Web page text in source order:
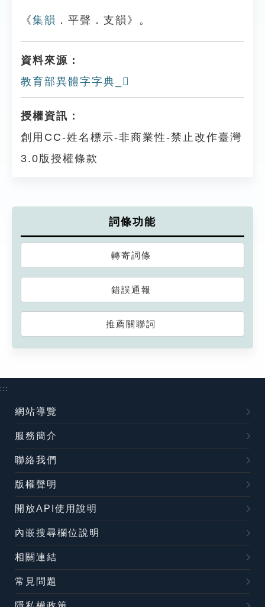
《集韻 ．平聲．支韻》。
資料來源：
教育部異體字字典_𡪀
授權資訊：
創用CC-姓名標示-非商業性-禁止改作臺灣
3.0版授權條款
詞條功能
轉寄詞條
錯誤通報
推薦關聯詞
:::
網站導覽
服務簡介
聯絡我們
版權聲明
開放API使用說明
內嵌搜尋欄位說明
相關連結
常見問題